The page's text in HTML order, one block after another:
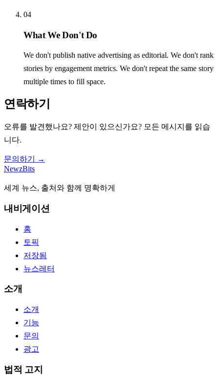
04
What We Don't Do
We don't publish native advertising as editorial. We don't rank
stories by engagement metrics. We don't repeat the same story
multiple times to fill space.
연락하기
오류를 발견했나요? 제안이 있으신가요? 모든 메시지를 읽습
니다.
문의하기 →
NewzBits
세계 뉴스, 출처와 함께 명확하게
내비게이션
홈
토픽
저장됨
뉴스레터
소개
소개
기능
문의
광고
법적 고지